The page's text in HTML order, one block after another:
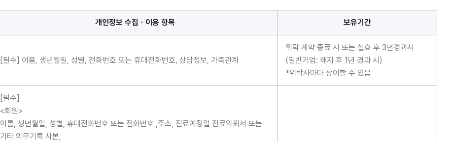
개인정보 수집ㆍ이용 항목 보유기간
[필수] 이름, 생년월일, 성별, 전화번호 또는 휴대전화번호, 상담정보, 가족관계
위탁 계약 종료 시 또는 실효 후 3년경과시
(일반기업: 해지 후 1년 경과 시)
*위탁사마다 상이할 수 있음
[필수]
<회원>
이름, 생년월일, 성별, 휴대전화번호 또는 전화번호 ,주소, 진료예정일 진료의뢰서 또는
기타 의무기록 사본,